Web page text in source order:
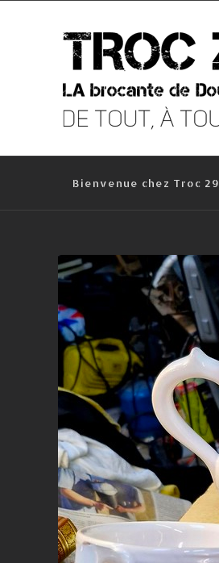
Bienvenue chez Troc 29